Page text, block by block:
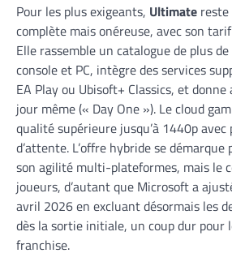
Pour les plus exigeants, Ultimate
complète mais onéreuse, avec son
Elle rassemble un catalogue de plus
console et PC, intègre des services
EA Play ou Ubisoft+ Classics, et
jour même (« Day One »). Le cloud
qualité supérieure jusqu’à 1440p
d’attente. L’offre hybride se
son agilité multi-plateformes, mais le
joueurs, d’autant que Microsoft a
avril 2026 en excluant désormais les
dès la sortie initiale, un coup dur pour
franchise.